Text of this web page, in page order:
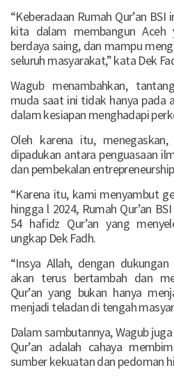
“Keberadaan Rumah Qur’an
kita dalam membangun Aceh
berdaya saing, dan mampu
seluruh masyarakat,” kata Dek
Wagub menambahkan,
muda saat ini tidak hanya pada
dalam kesiapan menghadapi
Oleh karena itu,
dipadukan antara penguasaan
dan pembekalan
“Karena itu, kami menyambut
hingga l 2024, Rumah Qur’an
54 hafidz Qur’an yang
ungkap Dek Fadh.
“Insya Allah, dengan
akan terus bertambah dan
Qur’an yang bukan hanya
menjadi teladan di tengah
Dalam sambutannya, Wagub
Qur’an adalah cahaya
sumber kekuatan dan pedoman